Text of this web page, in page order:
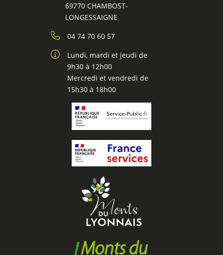
69770 CHAMBOST-
LONGESSAIGNE
04 74 70 60 57
Lundi, mardi et jeudi de
9h30 à 12h00
Mercredi et vendredi de
15h30 à 18h00